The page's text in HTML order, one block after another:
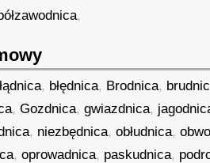
,
, błędnica, Brodnica,
,Gozdnica,gwiazdnica,
, niezbędnica,obłudnica,
,oprowadnica, paskudnica,